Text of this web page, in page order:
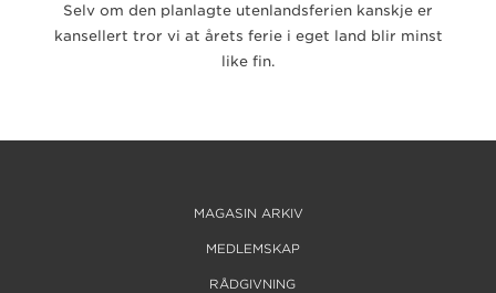
Selv om den planlagte utenlandsferien kanskje er
kansellert tror vi at årets ferie i eget land blir minst
like fin.
MAGASIN ARKIV
MEDLEMSKAP
RÅDGIVNING